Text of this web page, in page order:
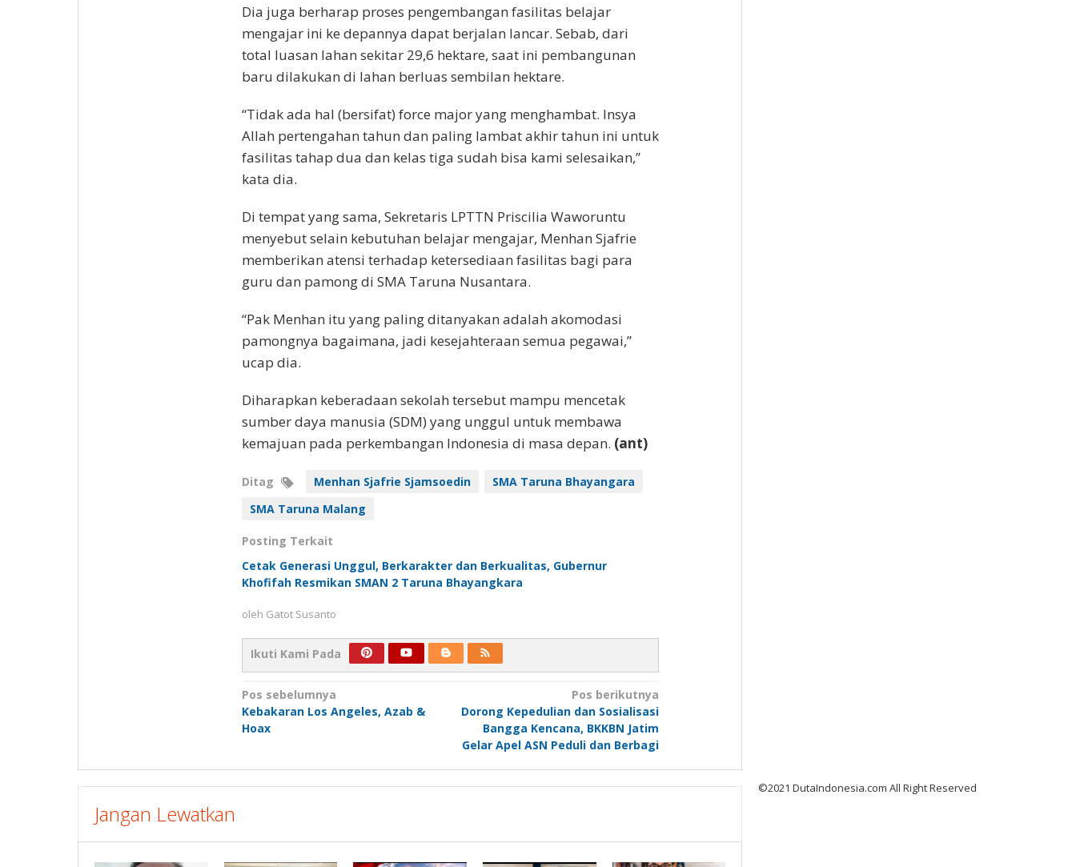
Dia juga berharap proses pengembangan fasilitas belajar
mengajar ini ke depannya dapat berjalan lancar. Sebab, dari
total luasan lahan sekitar 29,6 hektare, saat ini pembangunan
baru dilakukan di lahan berluas sembilan hektare.
“Tidak ada hal (bersifat) force major yang menghambat. Insya
Allah pertengahan tahun dan paling lambat akhir tahun ini untuk
fasilitas tahap dua dan kelas tiga sudah bisa kami selesaikan,”
kata dia.
Di tempat yang sama, Sekretaris LPTTN Priscilia Waworuntu
menyebut selain kebutuhan belajar mengajar, Menhan Sjafrie
memberikan atensi terhadap ketersediaan fasilitas bagi para
guru dan pamong di SMA Taruna Nusantara.
“Pak Menhan itu yang paling ditanyakan adalah akomodasi
pamongnya bagaimana, jadi kesejahteraan semua pegawai,”
ucap dia.
Diharapkan keberadaan sekolah tersebut mampu mencetak
sumber daya manusia (SDM) yang unggul untuk membawa
kemajuan pada perkembangan Indonesia di masa depan. (ant)
Ditag Menhan Sjafrie Sjamsoedin
SMA Taruna Bhayangara
SMA Taruna Malang
Posting Terkait
Cetak Generasi Unggul, Berkarakter dan Berkualitas, Gubernur
Khofifah Resmikan SMAN 2 Taruna Bhayangkara
oleh Gatot Susanto
Ikuti Kami Pada
Navigasi
pos
Pos sebelumnya
Kebakaran Los Angeles, Azab &
Hoax
Pos berikutnya
Dorong Kepedulian dan Sosialisasi
Bangga Kencana, BKKBN Jatim
Gelar Apel ASN Peduli dan Berbagi
Jangan Lewatkan
©2021 DutaIndonesia.com All Right Reserved